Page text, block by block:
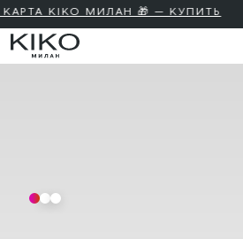
KIKO МИЛАН 🎁 — КУПИТЬ